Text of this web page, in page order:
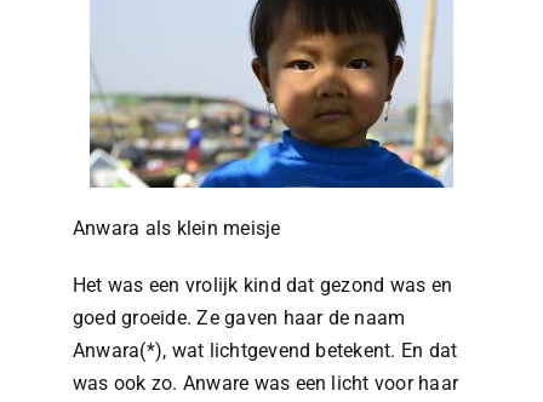
Anwara als klein meisje
Het was een vrolijk kind dat gezond was en
goed groeide. Ze gaven haar de naam
Anwara(*), wat lichtgevend betekent. En dat
was ook zo. Anware was een licht voor haar